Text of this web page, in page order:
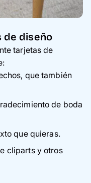
de diseño
tarjetas de
que también
de boda
que quieras.
cliparts y otros